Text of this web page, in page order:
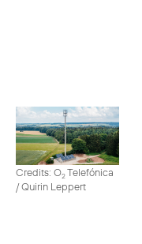
Credits: O2Telefónica
/ Quirin Leppert